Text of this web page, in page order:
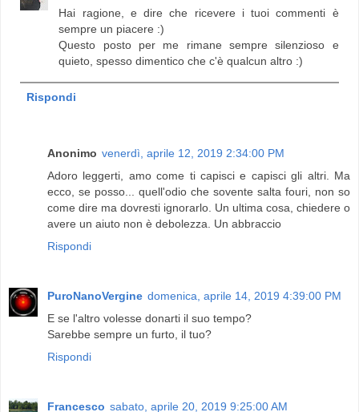
Hai ragione, e dire che ricevere i tuoi commenti è
sempre un piacere :)
Questo posto per me rimane sempre silenzioso e
quieto, spesso dimentico che c'è qualcun altro :)
Rispondi
Anonimo venerdì, aprile 12, 2019 2:34:00 PM
Adoro leggerti, amo come ti capisci e capisci gli altri. Ma
ecco, se posso... quell'odio che sovente salta fouri, non so
come dire ma dovresti ignorarlo. Un ultima cosa, chiedere o
avere un aiuto non è debolezza. Un abbraccio
Rispondi
PuroNanoVergine domenica, aprile 14, 2019 4:39:00 PM
E se l'altro volesse donarti il suo tempo?
Sarebbe sempre un furto, il tuo?
Rispondi
Francesco sabato, aprile 20, 2019 9:25:00 AM